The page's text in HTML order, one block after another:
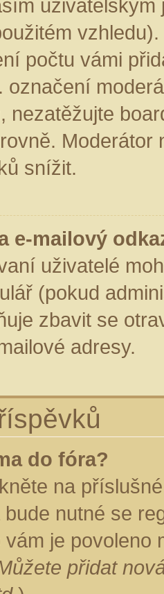
počtu vámi
označení
nezatěžujte
Moderátor
snížit.
e-mailový
uživatelé
(pokud
zbavit se
adresy.
do fóra?
na
nutné se
vám je
přidat